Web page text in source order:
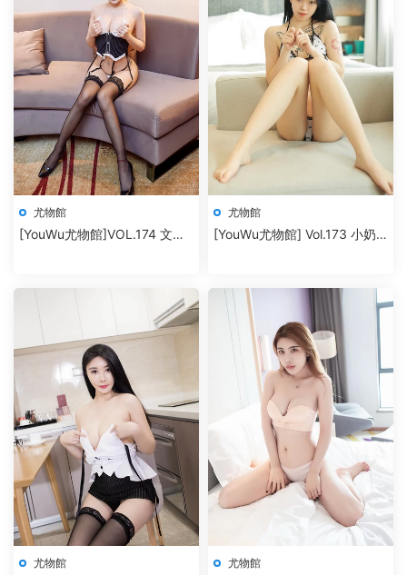
尤物館
[YouWu尤物館]VOL.174 文靜
尤物館
[YouWu尤物館] Vol.173 小奶
尤物館 尤物館